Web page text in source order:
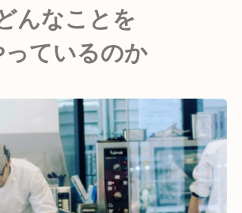
んなことを
ているのか